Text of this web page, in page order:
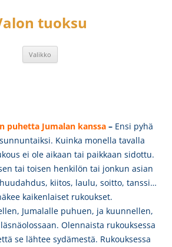
tuoksu
Valikko
puhetta Jumalan kanssa – Ensi pyhä
Kuinka monella tavalla
ei ole aikaan tai paikkaan sidottu.
tai toisen henkilön tai jonkun asian
kiitos, laulu, soitto, tanssi…
kaikenlaiset rukoukset.
Jumalalle puhuen, ja kuunnellen,
läsnäolossaan. Olennaista rukouksessa
se lähtee sydämestä. Rukouksessa